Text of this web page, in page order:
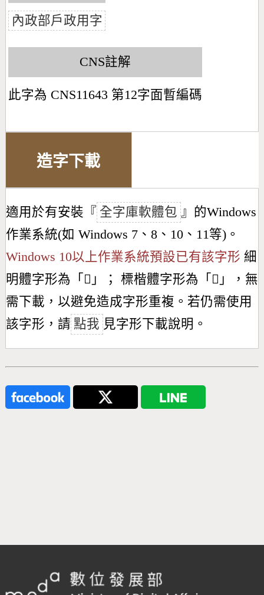
內政部戶政用字
CNS註解
此字為 CNS11643 第12字面暫編碼
造字下載
適用於有安裝『 全字庫軟體包 』的Windows
作業系統(如 Windows 7、8、10、11等)。
Windows 10以上作業系統預設已有該字形 細
明體字形為「 𫀃 」； 標楷體字形為「 𫀃 」，無
需下載，以避免造成字形重複。若仍需使用
該字形，請 點我 見字形下載說明。